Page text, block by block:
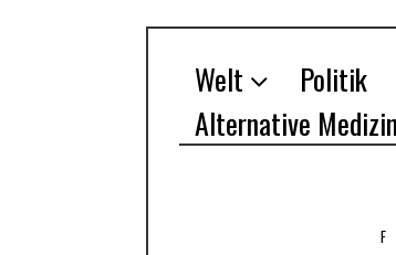
Welt Politik
Alternative Medizin